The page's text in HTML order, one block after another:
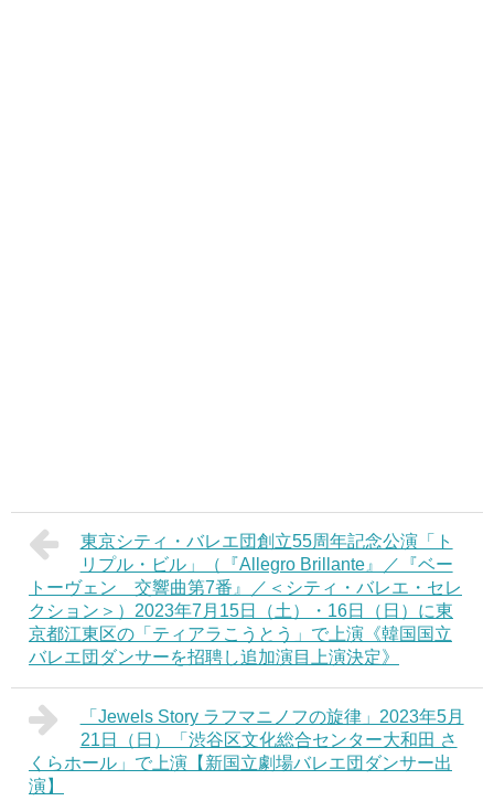
東京シティ・バレエ団創立55周年記念公演「ト
リプル・ビル」（『Allegro Brillante』／『ベー
トーヴェン 交響曲第7番』／＜シティ・バレエ・セレ
クション＞）2023年7月15日（土）・16日（日）に東
京都江東区の「ティアラこうとう」で上演《韓国国立
バレエ団ダンサーを招聘し追加演目上演決定》
「Jewels Story ラフマニノフの旋律」2023年5月
21日（日）「渋谷区文化総合センター大和田 さ
くらホール」で上演【新国立劇場バレエ団ダンサー出
演】